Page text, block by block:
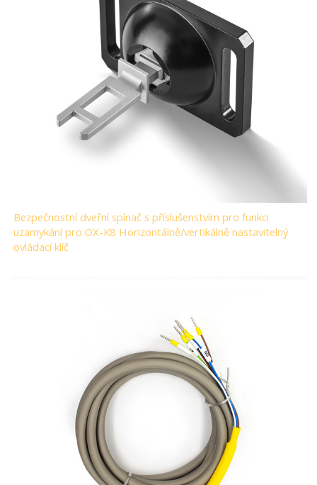
Bezpečnostní dveřní spínač s příslušenstvím pro funkci
uzamykání pro OX-K8 Horizontálně/vertikálně nastavitelný
ovládací klíč